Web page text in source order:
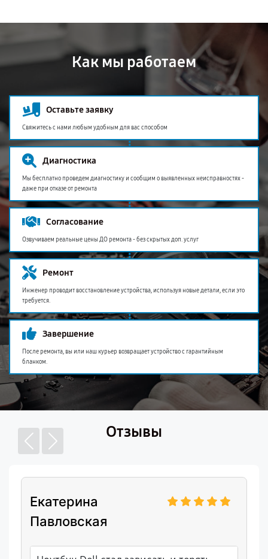
Как мы работаем
Оставьте заявку
Свяжитесь с нами любым удобным для вас способом
Диагностика
Мы бесплатно проведем диагностику и сообщим о выявленных неисправностях -
даже при отказе от ремонта
Согласование
Озвучиваем реальные цены ДО ремонта - без скрытых доп. услуг
Ремонт
Инженер проводит восстановление устройства, используя новые детали, если это
требуется.
Завершение
После ремонта, вы или наш курьер возвращает устройство с гарантийным
бланком.
Отзывы
Екатерина
Павловская